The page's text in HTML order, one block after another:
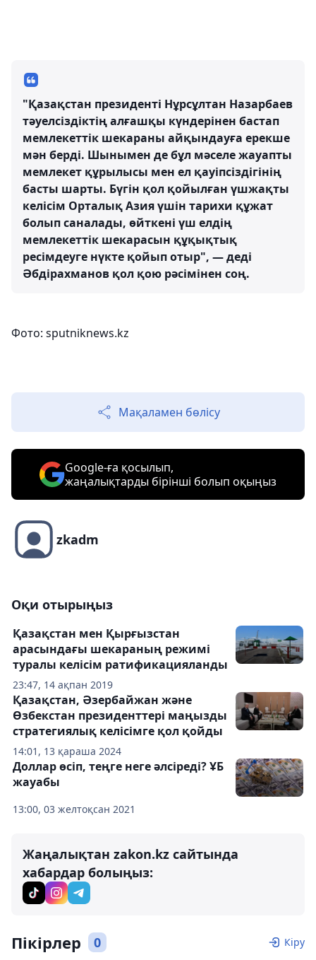
"Қазақстан президенті Нұрсұлтан Назарбаев
тәуелсіздіктің алғашқы күндерінен бастап
мемлекеттік шекараны айқындауға ерекше
мән берді. Шынымен де бұл мәселе жауапты
мемлекет құрылысы мен ел қауіпсіздігінің
басты шарты. Бүгін қол қойылған үшжақты
келісім Орталық Азия үшін тарихи құжат
болып саналады, өйткені үш елдің
мемлекеттік шекарасын құқықтық
ресімдеуге нүкте қойып отыр", — деді
Әбдірахманов қол қою рәсімінен соң.
Фото: sputniknews.kz
Мақаламен бөлісу
Google-ға қосылып,
жаңалықтарды бірінші болып оқыңыз
zkadm
Оқи отырыңыз
23:47, 14 ақпан 2019
Қазақстан мен Қырғызстан
арасындағы шекараның режимі
туралы келісім ратификацияланды
14:01, 13 қараша 2024
Қазақстан, Әзербайжан және
Өзбекстан президенттері маңызды
стратегиялық келісімге қол қойды
13:00, 03 желтоқсан 2021
Доллар өсіп, теңге неге әлсіреді? ҰБ
жауабы
Жаңалықтан zakon.kz сайтында
хабардар болыңыз:
Пікірлер 0 Кіру